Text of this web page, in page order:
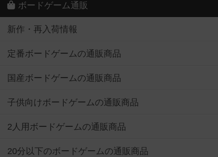
ボードゲーム通販
新作・再入荷情報
定番ボードゲームの通販商品
国産ボードゲームの通販商品
子供向けボードゲームの通販商品
2人用ボードゲームの通販商品
20分以下のボードゲームの通販商品